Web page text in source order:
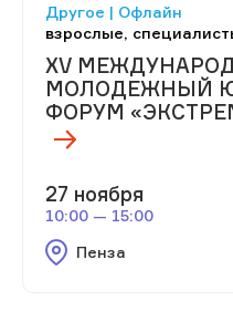
Другое | Офлайн
взрослые,
ХV
МОЛОДЕЖНЫЙ
ФОРУМ
27 ноября
10:00 — 15:00
Пенза